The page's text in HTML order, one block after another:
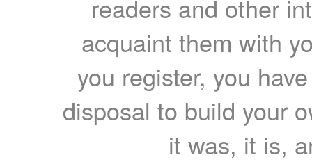
readers and other
acquaint them with
you register, you
disposal to build your
it was, it is,